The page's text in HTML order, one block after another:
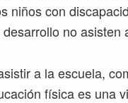
niños con
no asisten
a la escuela,
física es una